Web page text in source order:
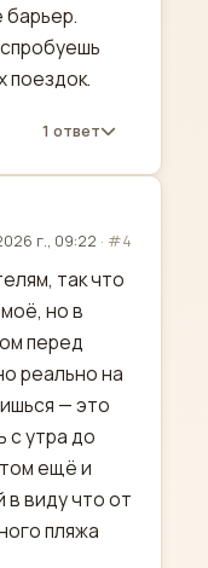
барьер.
поездок.
1 ответ
г., 09:22 · #4
так что
но в
перед
реально на
— это
с утра до
ещё и
в виду что от
пляжа